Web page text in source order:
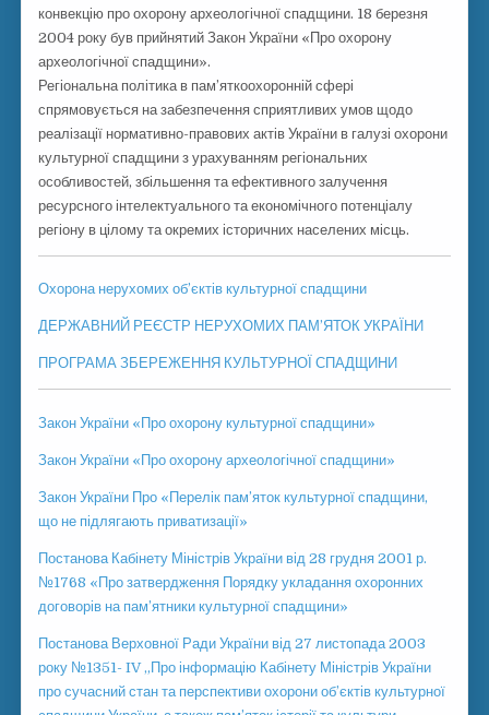
конвекцію про охорону археологічної спадщини. 18 березня
2004 року був прийнятий Закон України «Про охорону
археологічної спадщини».
Регіональна політика в пам’яткоохоронній сфері
спрямовується на забезпечення сприятливих умов щодо
реалізації нормативно-правових актів України в галузі охорони
культурної спадщини з урахуванням регіональних
особливостей, збільшення та ефективного залучення
ресурсного інтелектуального та економічного потенціалу
регіону в цілому та окремих історичних населених місць.
Охорона нерухомих об’єктів культурної спадщини
ДЕРЖАВНИЙ РЕЄСТР НЕРУХОМИХ ПАМ’ЯТОК УКРАЇНИ
ПРОГРАМА ЗБЕРЕЖЕННЯ КУЛЬТУРНОЇ СПАДЩИНИ
Закон України «Про охорону культурної спадщини»
Закон України «Про охорону археологічної спадщини»
Закон України Про «Перелік пам’яток культурної спадщини,
що не підлягають приватизації»
Постанова Кабінету Міністрів України від 28 грудня 2001 р.
№1768 «Про затвердження Порядку укладання охоронних
договорів на пам’ятники культурної спадщини»
Постанова Верховної Ради України від 27 листопада 2003
року №1351- IV „Про інформацію Кабінету Міністрів України
про сучасний стан та перспективи охорони об’єктів культурної